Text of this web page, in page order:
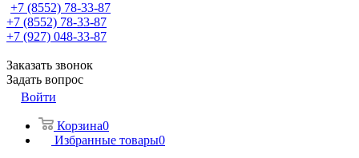
+7 (8552) 78-33-87
+7 (8552) 78-33-87
+7 (927) 048-33-87
Заказать звонок
Задать вопрос
Войти
Корзина0
Избранные товары0